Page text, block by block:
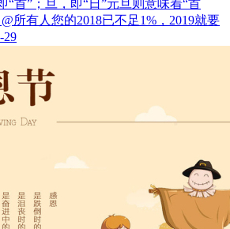
“首”；旦，即“日”元旦则意味着“首
所有人您的2018已不足1%，2019就要
29